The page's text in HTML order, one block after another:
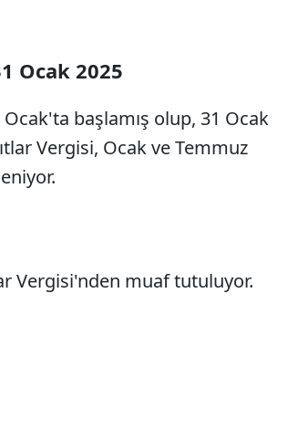
Ocak 2025
başlamış olup, 31 Ocak
Vergisi, Ocak ve Temmuz
Vergisi'nden muaf tutuluyor.